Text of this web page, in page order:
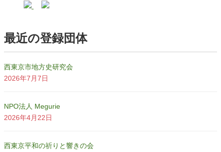
最近の登録団体
西東京市地方史研究会
2026年7月7日
NPO法人 Megurie
2026年4月22日
西東京平和の祈りと響きの会